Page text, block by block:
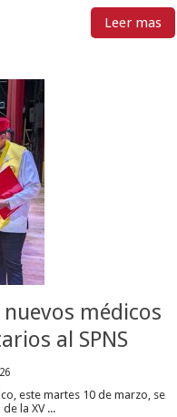
Leer mas
médicos
al SPNS
este martes 10 de marzo, se
la XV ...